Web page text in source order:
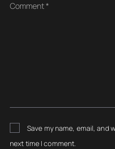
Comment *
Save my name, email, and
next time I comment.